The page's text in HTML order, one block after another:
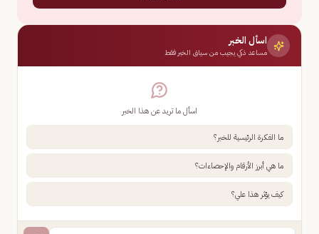
اسأل الخبر
مساعد ذكي يجيب من سياق الخبر فقط
اسأل ما تريد عن هذا الخبر
ما الفكرة الرئيسية للخبر؟
ما هي أبرز الأرقام والإحصاءات؟
كيف يؤثر هذا علي؟